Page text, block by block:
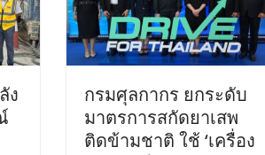
ง
กรมศุลกากร ยกระดับ
มาตรการสกัดยาเสพ
ติดข้ามชาติ ใช้ ‘เครื่อง